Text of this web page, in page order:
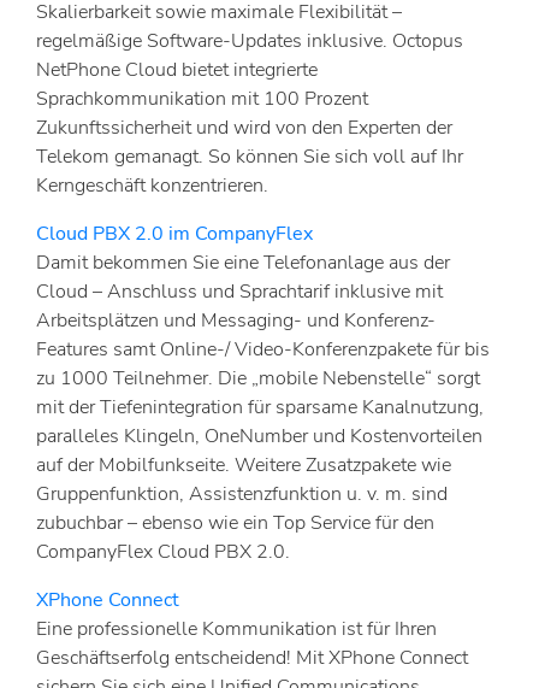
Skalierbarkeit sowie maximale Flexibilität –
regelmäßige Software-Updates inklusive. Octopus
NetPhone Cloud bietet integrierte
Sprachkommunikation mit 100 Prozent
Zukunftssicherheit und wird von den Experten der
Telekom gemanagt. So können Sie sich voll auf Ihr
Kerngeschäft konzentrieren.
Cloud PBX 2.0 im CompanyFlex
Damit bekommen Sie eine Telefonanlage aus der
Cloud – Anschluss und Sprachtarif inklusive mit
Arbeitsplätzen und Messaging- und Konferenz-
Features samt Online-/ Video-Konferenzpakete für bis
zu 1000 Teilnehmer. Die „mobile Nebenstelle“ sorgt
mit der Tiefenintegration für sparsame Kanalnutzung,
paralleles Klingeln, OneNumber und Kostenvorteilen
auf der Mobilfunkseite. Weitere Zusatzpakete wie
Gruppenfunktion, Assistenzfunktion u. v. m. sind
zubuchbar – ebenso wie ein Top Service für den
CompanyFlex Cloud PBX 2.0.
XPhone Connect
Eine professionelle Kommunikation ist für Ihren
Geschäftserfolg entscheidend! Mit XPhone Connect